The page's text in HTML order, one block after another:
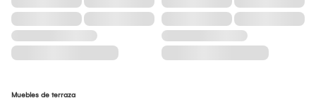
Muebles de terraza